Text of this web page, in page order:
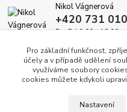
Nikol Vágnerová
+420 731
Po-Pá 9.00 - 18.00
info@dekoracedomova.cz
Pro základní funkčnost,
účely a v případě udělení
využíváme soubory
cookies můžete kdykoli
Nastavení